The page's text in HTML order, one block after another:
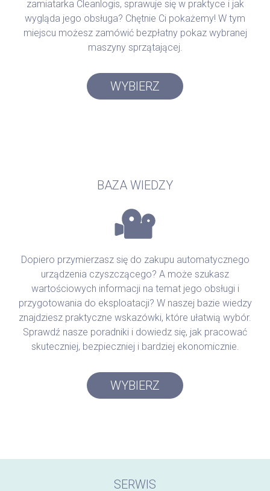
zamiatarka Cleanlogis, sprawuje się w praktyce i jak
wygląda jego obsługa? Chętnie Ci pokażemy! W tym
miejscu możesz zamówić bezpłatny pokaz wybranej
maszyny sprzątającej.
WYBIERZ
BAZA WIEDZY
Dopiero przymierzasz się do zakupu automatycznego
urządzenia czyszczącego? A może szukasz
wartościowych informacji na temat jego obsługi i
przygotowania do eksploatacji? W naszej bazie wiedzy
znajdziesz praktyczne wskazówki, które ułatwią wybór.
Sprawdź nasze poradniki i dowiedz się, jak pracować
skuteczniej, bezpieczniej i bardziej ekonomicznie.
WYBIERZ
SERWIS